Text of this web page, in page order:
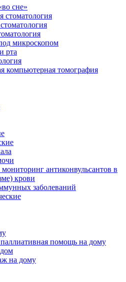
сне»
стоматология
микроскопом
рта
компьютерная томография
антиконвульсантов в
крови
заболеваний
помощь на дому
на дому